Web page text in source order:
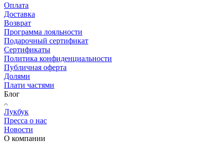
Оплата
Доставка
Возврат
Программа лояльности
Подарочный сертификат
Сертификаты
Политика конфиденциальности
Публичная оферта
Долями
Плати частями
Блог
Лукбук
Пресса о нас
Новости
О компании